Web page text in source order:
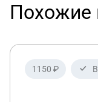
Похожие
1150 ₽